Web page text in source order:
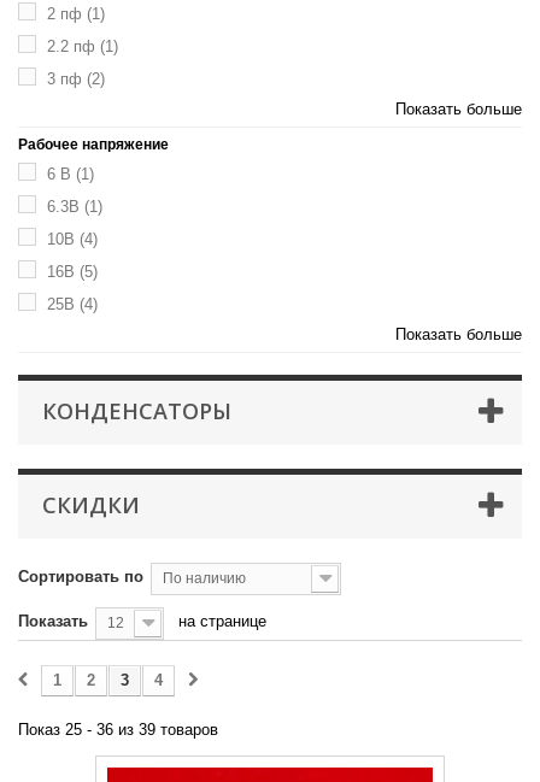
2 пф (1)
2.2 пф (1)
3 пф (2)
Показать больше
Рабочее напряжение
6 В (1)
6.3В (1)
10В (4)
16В (5)
25В (4)
Показать больше
КОНДЕНСАТОРЫ
СКИДКИ
Сортировать по По наличию
Показать 12 на странице
1 2 3 4
Показ 25 - 36 из 39 товаров